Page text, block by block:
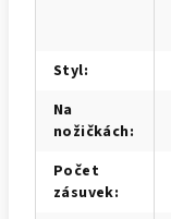
Styl:
Na
nožičkách:
Počet
zásuvek: